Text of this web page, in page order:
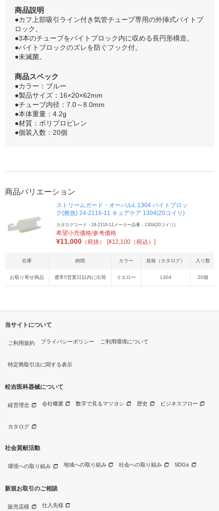
商品説明
●カフ上部吸引ライン付き気管チューブ専用の外挿式バイトブ
ロック。
●3本のチューブをバイトブロック内に収める長円形構造。
●バイトブロックのズレを防ぐフック付。
●未滅菌。
商品スペック
●カラー：ブルー
●製品サイズ：16×20×62mm
●チューブ内径：7.0～8.0mm
●本体重量：4.2g
●材質：ポリプロピレン
●個装入数：20個
商品バリエーション
ストリームガード・オーバルL 1304 バイトブロッ
ク(救急) 24-2116-11 キュアケア 1304(20コイリ)
カタログコード：24-2116-11メーカー品番：1304(20コイリ)
希望小売価格/参考価格
¥11,000 （税抜） [¥12,100（税込）]
在庫 納期 カラー 規格（カタログ） 入り数
お取り寄せ商品 通常5営業日以内に出荷 イエロー 1304 20個
当サイトについて
ご利用規約 プライバシーポリシー ご利用環境について
特定商取引法に関する表示
松吉医科器械について
経営理念 会社概要 数字で見るマツヨシ 歴史 ビジネスフロー
カタログ
社会貢献活動
環境への取り組み 地域への取り組み 社会への取り組み SDGs
新規お取引のご相談
販売店様 仕入先様